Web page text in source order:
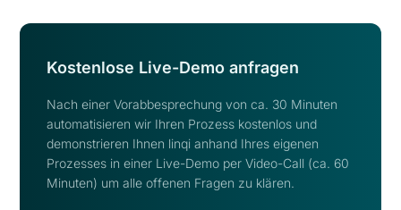
Kostenlose Live-Demo anfragen
Nach einer Vorabbesprechung von ca. 30 Minuten
automatisieren wir Ihren Prozess kostenlos und
demonstrieren Ihnen linqi anhand Ihres eigenen
Prozesses in einer Live-Demo per Video-Call (ca. 60
Minuten) um alle offenen Fragen zu klären.